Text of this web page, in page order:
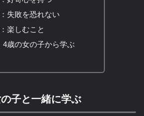
失敗を恐れない
楽しむこと
4歳の女の子から学ぶ
子と一緒に学ぶ